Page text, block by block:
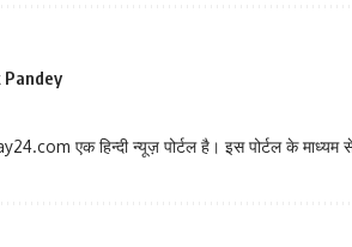
Pandey
एक हिन्दी न्यूज़ पोर्टल है। इस पोर्टल के